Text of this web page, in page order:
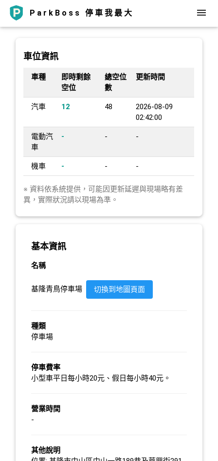
ParkBoss 停車我最大
車位資訊
車種
即時剩餘
空位
總空位
數
更新時間
汽車 12 48
2026-08-09
02:42:00
電動汽
車
- - -
機車 - - -
※ 資料依系統提供，可能因更新延遲與現場略有差
異，實際狀況請以現場為準。
基本資訊
名稱
基隆青鳥停車場 切換到地圖頁面
種類
停車場
停車費率
小型車平日每小時20元、假日每小時40元。
營業時間
-
其他說明